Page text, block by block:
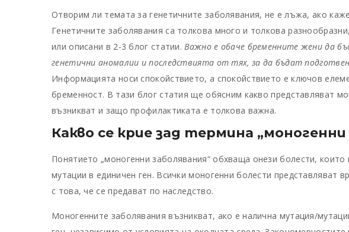
Отворим ли темата за генетичните заболявания, не е лъжа, ако
Генетичните заболявания са толкова много и толкова
или описани в 2-3 блог статии.Важно е обаче бременните жени да
генетични аномалии и последствията от тях, за да бъдат
Информацията носи спокойствието, а спокойствието е ключов
бременност. В тази блог статия ще обясним какво представляват
възникват и защо профилактиката е толкова важна.
Какво се крие зад термина „моногенни
Понятието „моногенни заболявания“ обхваща онези болести,
мутации в единичен ген. Всички моногенни болести представляват
с това, че се предават по наследство.
Моногенните заболявания възникват, ако е налична мутация/